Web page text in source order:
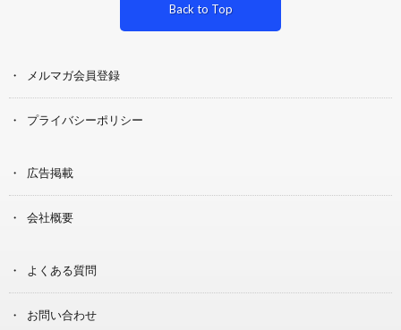
Back to Top
メルマガ会員登録
プライバシーポリシー
広告掲載
会社概要
よくある質問
お問い合わせ